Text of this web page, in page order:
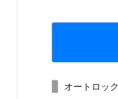
と
1.
オ
オートロック